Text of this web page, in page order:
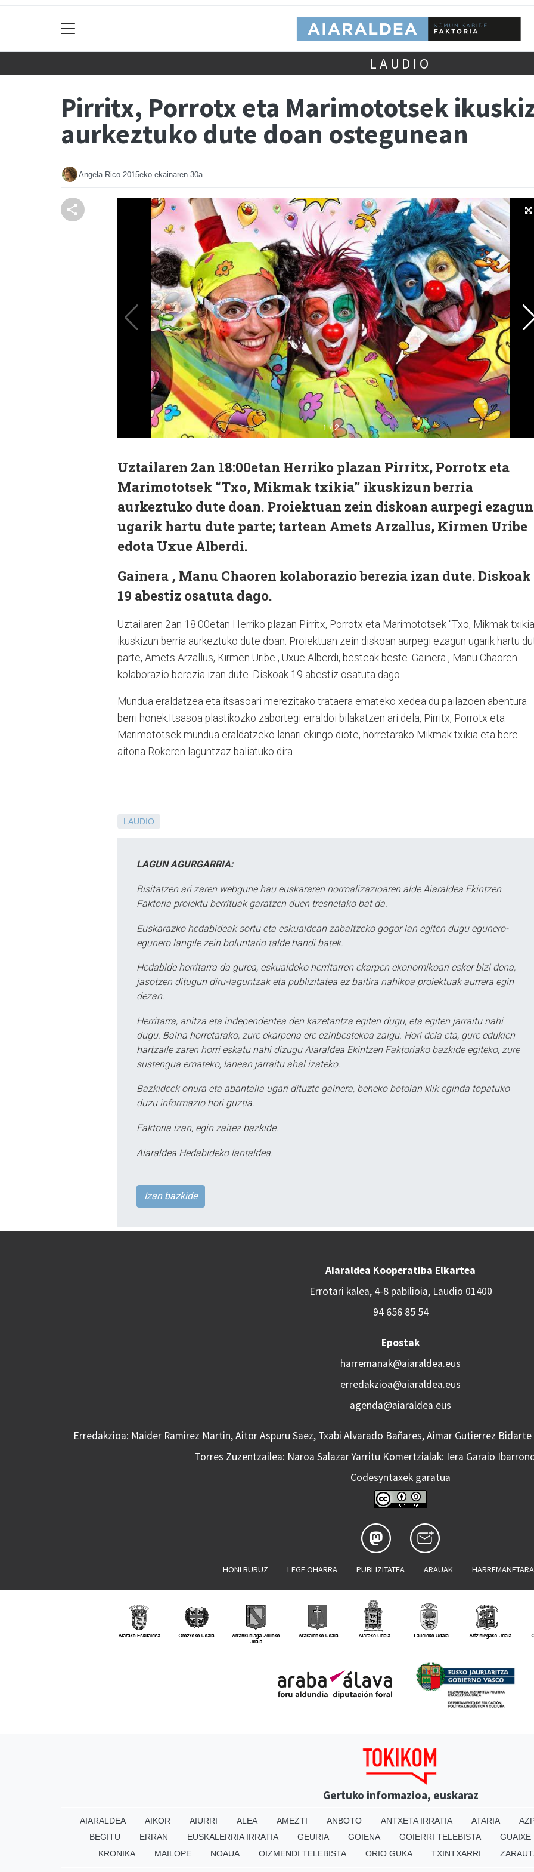
LAUDIO
Pirritx, Porrotx eta Marimototsek
aurkeztuko dute doan ostegunean
Angela Rico 2015eko ekainaren 30a
Uztailaren 2an 18:00etan Herriko plazan Pirritx, Porrotx eta
Marimototsek “Txo, Mikmak txikia” ikuskizun berria
aurkeztuko dute doan. Proiektuan zein diskoan aurpegi ezagun
ugarik hartu dute parte; tartean Amets Arzallus, Kirmen Uribe
edota Uxue Alberdi.
Gainera , Manu Chaoren kolaborazio berezia izan dute. Diskoak
19 abestiz osatuta dago.
Uztailaren 2an 18:00etan Herriko plazan Pirritx, Porrotx eta Marimototsek “Txo, Mikmak
ikuskizun berria aurkeztuko dute doan. Proiektuan zein diskoan aurpegi ezagun ugarik hartu
parte, Amets Arzallus, Kirmen Uribe , Uxue Alberdi, besteak beste. Gainera , Manu Chaoren
kolaborazio berezia izan dute. Diskoak 19 abestiz osatuta dago.
Mundua eraldatzea eta itsasoari merezitako trataera emateko xedea du pailazoen abentura
berri honek.Itsasoa plastikozko zabortegi erraldoi bilakatzen ari dela, Pirritx, Porrotx eta
Marimototsek mundua eraldatzeko lanari ekingo diote, horretarako Mikmak txikia eta bere
aitona Rokeren laguntzaz baliatuko dira.
LAUDIO
LAGUN AGURGARRIA:
Bisitatzen ari zaren webgune hau euskararen normalizazioaren alde Aiaraldea Ekintzen
Faktoria proiektu berrituak garatzen duen tresnetako bat da.
Euskarazko hedabideak sortu eta eskualdean zabaltzeko gogor lan egiten dugu egunero-
egunero langile zein boluntario talde handi batek.
Hedabide herritarra da gurea, eskualdeko herritarren ekarpen ekonomikoari esker bizi dena,
jasotzen ditugun diru-laguntzak eta publizitatea ez baitira nahikoa proiektuak aurrera egin
dezan.
Herritarra, anitza eta independentea den kazetaritza egiten dugu, eta egiten jarraitu nahi
dugu. Baina horretarako, zure ekarpena ere ezinbestekoa zaigu. Hori dela eta, gure edukien
hartzaile zaren horri eskatu nahi dizugu Aiaraldea Ekintzen Faktoriako bazkide egiteko, zure
sustengua emateko, lanean jarraitu ahal izateko.
Bazkideek onura eta abantaila ugari dituzte gainera, beheko botoian klik eginda topatuko
duzu informazio hori guztia.
Faktoria izan, egin zaitez bazkide.
Aiaraldea Hedabideko lantaldea.
Izan bazkide
Aiaraldea Kooperatiba Elkartea
Errotari kalea, 4-8 pabilioia, Laudio 01400
94 656 85 54
Epostak
harremanak@aiaraldea.eus
erredakzioa@aiaraldea.eus
agenda@aiaraldea.eus
Erredakzioa: Maider Ramirez Martin, Aitor Aspuru Saez, Txabi Alvarado Bañares, Aimar Gutierrez
Torres Zuzentzailea: Naroa Salazar Yarritu Komertzialak: Iera Garaio
Codesyntaxek garatua
HONI BURUZ LEGE OHARRA PUBLIZITATEA ARAUAK
Gertuko informazioa, euskaraz
AIARALDEA AIKOR AIURRI ALEA AMEZTI ANBOTO ANTXETA IRRATIA ATARIA
BEGITU
ERRAN EUSKALERRIA IRRATIA GEURIA GOIENA GOIERRI TELEBISTA
GUAIXE
KRONIKA
MAILOPE NOAUA OIZMENDI TELEBISTA ORIO GUKA TXINTXARRI